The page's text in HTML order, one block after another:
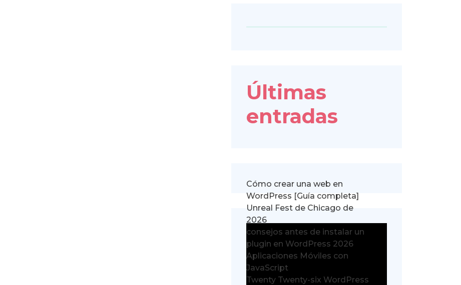
Últimas
entradas
Cómo crear una web en
WordPress [Guía completa]
Unreal Fest de Chicago de
2026
consejos antes de instalar un
plugin en WordPress 2026
Aplicaciones Móviles con
JavaScript
Twenty Twenty-six WordPress